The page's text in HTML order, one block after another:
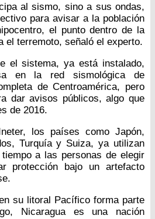
al sismo, sino a sus ondas,
para avisar a la población
el punto dentro de la
el terremoto, señaló el experto.
el sistema, ya está instalado,
en la red sismológica de
de Centroamérica, pero
dar avisos públicos, algo que
de 2016.
los países como Japón,
Turquía y Suiza, ya utilizan
a las personas de elegir
protección bajo un artefacto
su litoral Pacífico forma parte
Nicaragua es una nación